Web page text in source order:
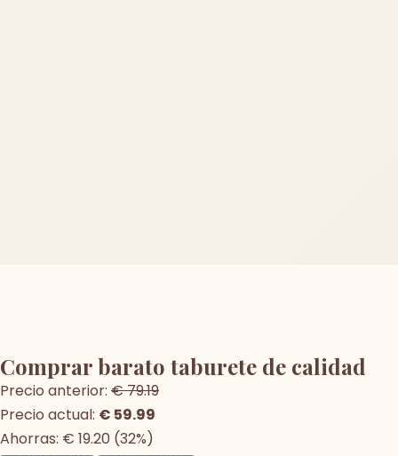
Comprar barato taburete de calidad
Precio anterior: € 79.19
Precio actual: € 59.99
Ahorras: € 19.20 (32%)